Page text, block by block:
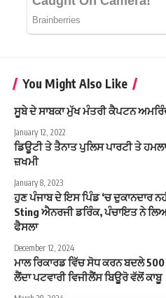
You Might Also Like
ਸੂਬੇ ਦੇ ਸਾਬਕਾ ਮੁੱਖ ਮੰਤਰੀ ਕੈਪਟਨ
January 12, 2022
ਡਿਊਟੀ ਤੇ ਤੈਨਾਤ ਪੁਲਿਸ ਪਾਰਟੀ ਤੇ
ਜ਼ਖਮੀ
January 8, 2023
ਹੁਣ ਪੰਜਾਬ ਦੇ ਇਸ ਪਿੰਡ ‘ਚ ਦੁਕਾਨਦਾਰ
Sting ਐਨਰਜੀ ਡਰਿੰਕ, ਪੰਚਾਇਤ ਨੇ
ਫੈਸਲਾ
December 12, 2024
ਮਾਲ ਰਿਕਾਰਡ ਵਿੱਚ ਸੋਧ ਕਰਨ ਬਦਲੇ
ਲੈਂਦਾ ਪਟਵਾਰੀ ਵਿਜੀਲੈਂਸ ਬਿਊਰੋ ਵੱਲੋਂ ਕਾਬੂ